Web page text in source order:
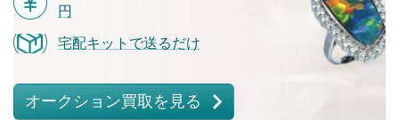
円
宅配キットで送るだけ
オークション買取を見る